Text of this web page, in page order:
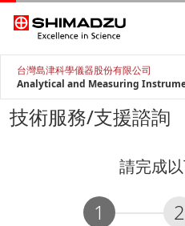
台灣島津科學儀器股份有限公司
Analytical and Measuring
技術服務/支援諮詢
請完成
1 2